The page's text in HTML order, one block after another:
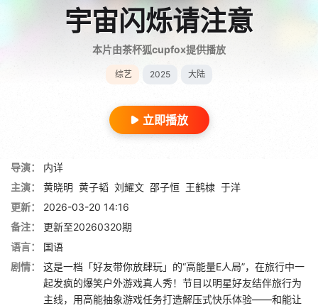
宇宙闪烁请注意
本片由茶杯狐cupfox提供播放
综艺 2025 大陆
立即播放
导演：
内详
主演：
黄晓明 黄子韬 刘耀文 邵子恒 王鹤棣 于洋
更新：
2026-03-20 14:16
备注：
更新至20260320期
语言：
国语
剧情：
这是一档「好友带你放肆玩」的“高能量E人局”，在旅行中一
起发疯的爆笑户外游戏真人秀！节目以明星好友结伴旅行为
主线，用高能抽象游戏任务打造解压式快乐体验——和能让